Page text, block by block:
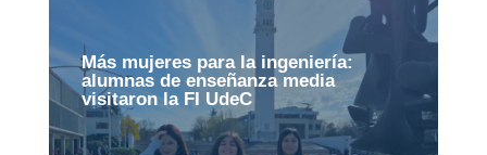
Más mujeres para la ingeniería:
alumnas de enseñanza media
visitaron la FI UdeC